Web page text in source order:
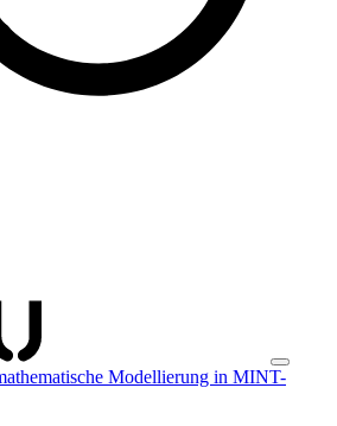
Modellierung in MINT-